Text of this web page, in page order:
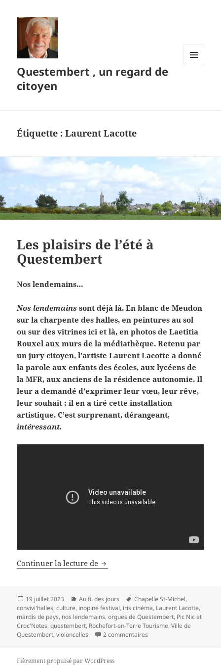
Questembert , un regard de
citoyen
Étiquette :Laurent Lacotte
Les plaisirs de l’été à
Questembert
Nos lendemains…
Nos lendemains sont déjà là. En blanc de Meudon
sur la charpente des halles, en peintures au sol
ou sur des vitrines ici et là, en photos de Laetitia
Rouxel aux murs de la médiathèque. Retenu par
un jury citoyen, l’artiste Laurent Lacotte a donné
la parole aux enfants des écoles, aux lycéens de
la MFR, aux anciens de la résidence autonomie. Il
leur a demandé d’exprimer leur vœu, leur rêve,
leur souhait ; il en a tiré cette installation
artistique. C’est surprenant, dérangeant,
intéressant.
Continuer la lecture de Les plaisirs de l’été à Questembert
Publié
le
19 juillet 2023 Catégories
Au fil des jours
Mots-
clés
Chapelle St-Michel,
convivi'halles,culture, inopiné festival, iris cinéma, Laurent Lacotte,
mardis de pays, nos lendemains,orgues de Questembert, Pic Nic et
Croc'Notes,questembert, Rochefort-en-Terre Tourisme,Ville de
Questembert,violoncelles 2 commentaires
Fièrement propulsé par WordPress